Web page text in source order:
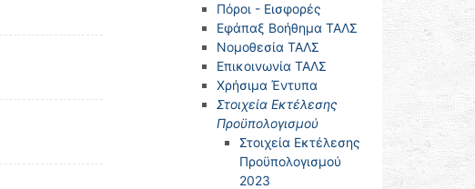
Πόροι - Εισφορές
Εφάπαξ Βοήθημα ΤΑΛΣ
Νομοθεσία ΤΑΛΣ
Επικοινωνία ΤΑΛΣ
Χρήσιμα Έντυπα
Στοιχεία Εκτέλεσης
Προϋπολογισμού
Στοιχεία Εκτέλεσης
Προϋπολογισμού
2023